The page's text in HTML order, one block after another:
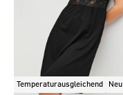
Temperaturausgleichend Neu